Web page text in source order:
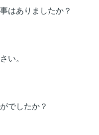
はありましたか？
い。
でしたか？